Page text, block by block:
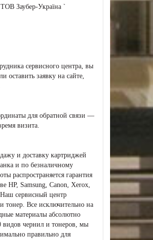
Заубер-Україна `
сервисного центра, вы
заявку на сайте,
для обратной связи —
визита.
и доставку картриджей
и по безналичному
распространяется гарантия
HP, Samsung, Canon, Xerox,
сервисный центр
тонер. Все исключительно на
материалы абсолютно
видов чернил и тонеров, мы
правильно для